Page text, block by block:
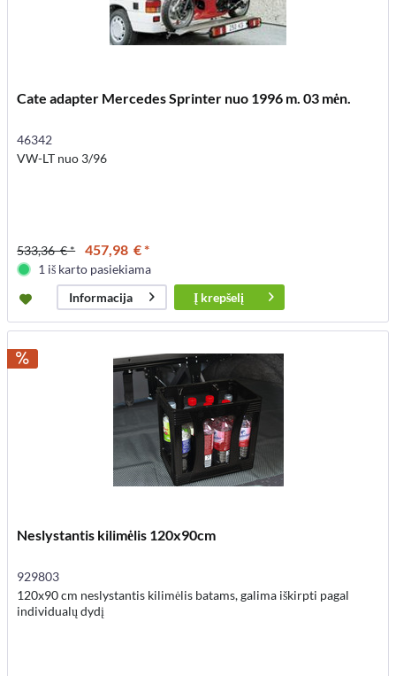
Cate adapter Mercedes Sprinter nuo 1996 m. 03 mėn.
46342
VW-LT nuo 3/96
533,36 € * 457,98 € *
1 iš karto pasiekiama
Informacija
Į krepšelį
Neslystantis kilimėlis 120x90cm
929803
120x90 cm neslystantis kilimėlis batams, galima iškirpti pagal
individualų dydį